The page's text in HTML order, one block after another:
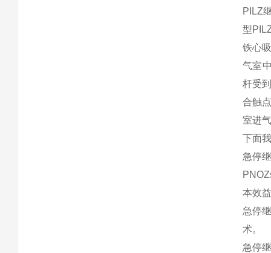
PILZ
型
铁心
气室
杆受
合触
室进
下面
急停
本效
急停
术。
急停